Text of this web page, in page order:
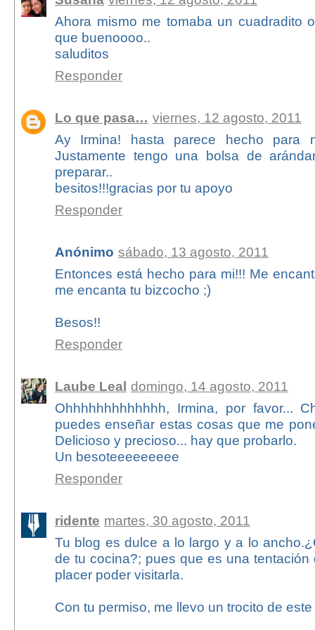
Ahora mismo me tomaba un cuadradito
que buenoooo..
saluditos
Responder
Lo que pasa… viernes, 12 agosto, 2011
Ay Irmina! hasta parece hecho para
Justamente tengo una bolsa de
preparar..
besitos!!!gracias por tu apoyo
Responder
Anónimo sábado, 13 agosto, 2011
Entonces está hecho para mi!!! Me
me encanta tu bizcocho ;)
Besos!!
Responder
Laube Leal domingo, 14 agosto, 2011
Ohhhhhhhhhhhhh, Irmina, por favor...
puedes enseñar estas cosas que me
Delicioso y precioso... hay que probarlo.
Un besoteeeeeeeee
Responder
ridente martes, 30 agosto, 2011
Tu blog es dulce a lo largo y a lo
de tu cocina?; pues que es una
placer poder visitarla.
Con tu permiso, me llevo un trocito de